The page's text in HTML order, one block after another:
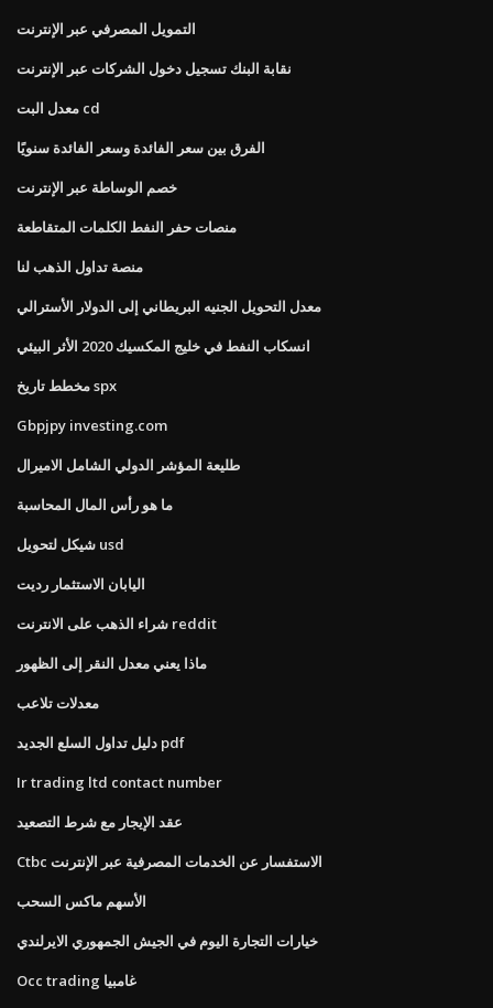
التمويل المصرفي عبر الإنترنت
نقابة البنك تسجيل دخول الشركات عبر الإنترنت
معدل البت cd
الفرق بين سعر الفائدة وسعر الفائدة سنويًا
خصم الوساطة عبر الإنترنت
منصات حفر النفط الكلمات المتقاطعة
منصة تداول الذهب لنا
معدل التحويل الجنيه البريطاني إلى الدولار الأسترالي
انسكاب النفط في خليج المكسيك 2020 الأثر البيئي
مخطط تاريخ spx
Gbpjpy investing.com
طليعة المؤشر الدولي الشامل الاميرال
ما هو رأس المال المحاسبة
شيكل لتحويل usd
اليابان الاستثمار رديت
شراء الذهب على الانترنت reddit
ماذا يعني معدل النقر إلى الظهور
معدلات تلاعب
دليل تداول السلع الجديد pdf
Ir trading ltd contact number
عقد الإيجار مع شرط التصعيد
Ctbc الاستفسار عن الخدمات المصرفية عبر الإنترنت
الأسهم ماكس السحب
خيارات التجارة اليوم في الجيش الجمهوري الايرلندي
Occ trading غامبيا